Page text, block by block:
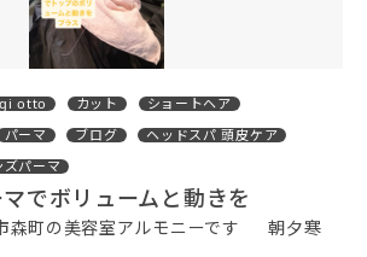
otto カット
ショートヘア
パーマ ブログ
ヘッドスパ 頭皮ケア
ズパーマ
でボリュームと動きを
森町の美容室アルモニーです 朝夕寒